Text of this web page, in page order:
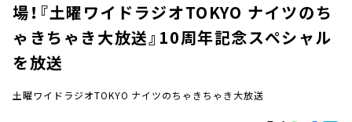
今日の番組表
場！『土曜ワイドラジオTOKYO ナイツのち
ゃきちゃき大放送』10周年記念スペシャル
を放送
土曜ワイドラジオTOKYO ナイツのちゃきちゃき大放送